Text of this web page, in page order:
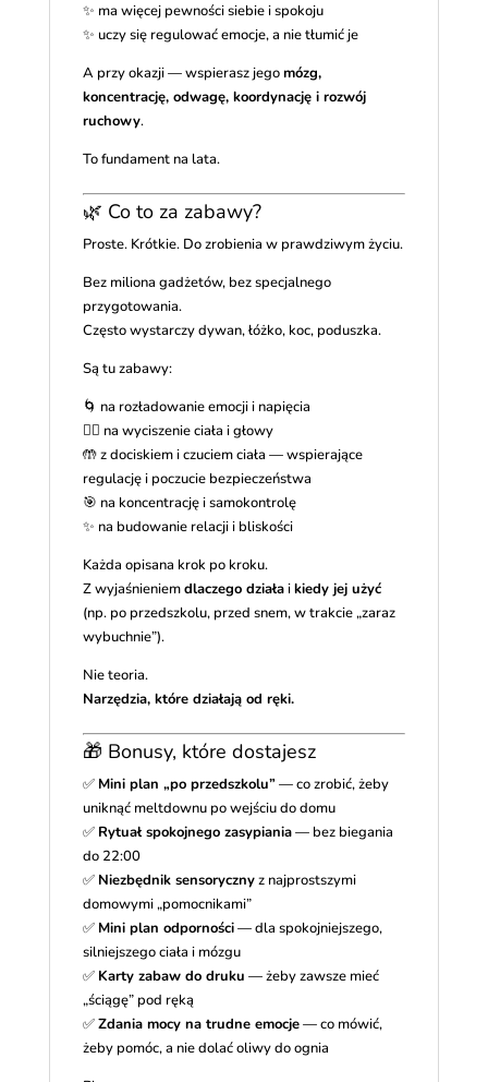
✨ ma więcej pewności siebie i spokoju
✨ uczy się regulować emocje, a nie tłumić je
A przy okazji — wspierasz jegomózg,
koncentrację, odwagę, koordynację i rozwój
ruchowy.
To fundament na lata.
🌿 Co to za zabawy?
Proste. Krótkie. Do zrobienia w prawdziwym życiu.
Bez miliona gadżetów, bez specjalnego
przygotowania.
Często wystarczy dywan, łóżko, koc, poduszka.
Są tu zabawy:
🌀 na rozładowanie emocji i napięcia
🧘‍♀️ na wyciszenie ciała i głowy
🤲 z dociskiem i czuciem ciała — wspierające
regulację i poczucie bezpieczeństwa
🎯 na koncentrację i samokontrolę
✨ na budowanie relacji i bliskości
Każda opisana krok po kroku.
Z wyjaśnieniemdlaczego działaikiedy jej użyć
(np. po przedszkolu, przed snem, w trakcie „zaraz
wybuchnie”).
Nie teoria.
Narzędzia, które działają od ręki.
🎁 Bonusy, które dostajesz
✅ Mini plan „po przedszkolu” — co zrobić, żeby
uniknąć meltdownu po wejściu do domu
✅ Rytuał spokojnego zasypiania— bez biegania
do 22:00
✅ Niezbędnik sensorycznyz najprostszymi
domowymi „pomocnikami”
✅ Mini plan odporności— dla spokojniejszego,
silniejszego ciała i mózgu
✅ Karty zabaw do druku — żeby zawsze mieć
„ściągę” pod ręką
✅Zdania mocy na trudne emocje— co mówić,
żeby pomóc, a nie dolać oliwy do ognia